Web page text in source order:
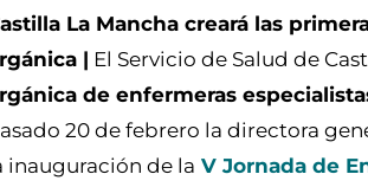
La Mancha creará las
| El Servicio de Salud de
de enfermeras
20 de febrero la directora
inauguración de la V Jornada de